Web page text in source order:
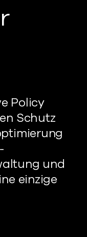
Policy
Schutz
-
und
einzige